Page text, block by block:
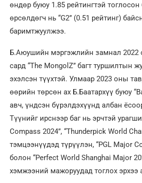
өндөр буюу 1.85 рейтингтэй
өрсөлдөгч нь “G2” (0.51 рейтинг)
баримтжуулжээ.
Б.Аюушийн мэргэжлийн замнал 2022
сард “The MongolZ” багт туршилтын
эхэлсэн түүхтэй. Улмаар 2023 оны
өөрийн төрсөн ах Б.Баатархүү буюу
авч, үндсэн бүрэлдэхүүнд албан
Түүнийг ирснээр баг нь эрчтэй
Compass 2024”, “Thunderpick World
тэмцээнүүдэд түрүүлэн, “PGL Major
болон “Perfect World Shanghai Major
хэмжээний мажоруудад тоглох эрхээ